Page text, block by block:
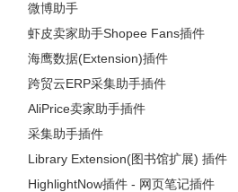
微博助手
虾皮卖家助手Shopee Fans插件
海鹰数据(Extension)插件
跨贸云ERP采集助手插件
AliPrice卖家助手插件
采集助手插件
Library Extension(图书馆扩展) 插件
HighlightNow插件 - 网页笔记插件